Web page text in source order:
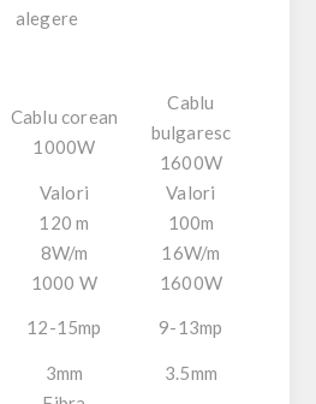
alegere
Cablu corean
1000W
Cablu
bulgaresc
1600W
Valori
Valori
120 m
100m
8W/m
16W/m
1000 W
1600W
12-15mp 9-13mp
3mm 3.5mm